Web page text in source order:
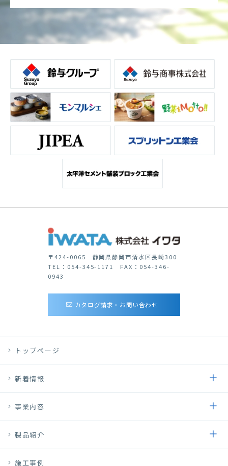
〒424-0065 静岡県静岡市清水区長崎300
TEL：054-345-1171 FAX：054-346-
0943
カタログ請求・お問い合わせ
トップページ
新着情報
事業内容
製品紹介
施工事例